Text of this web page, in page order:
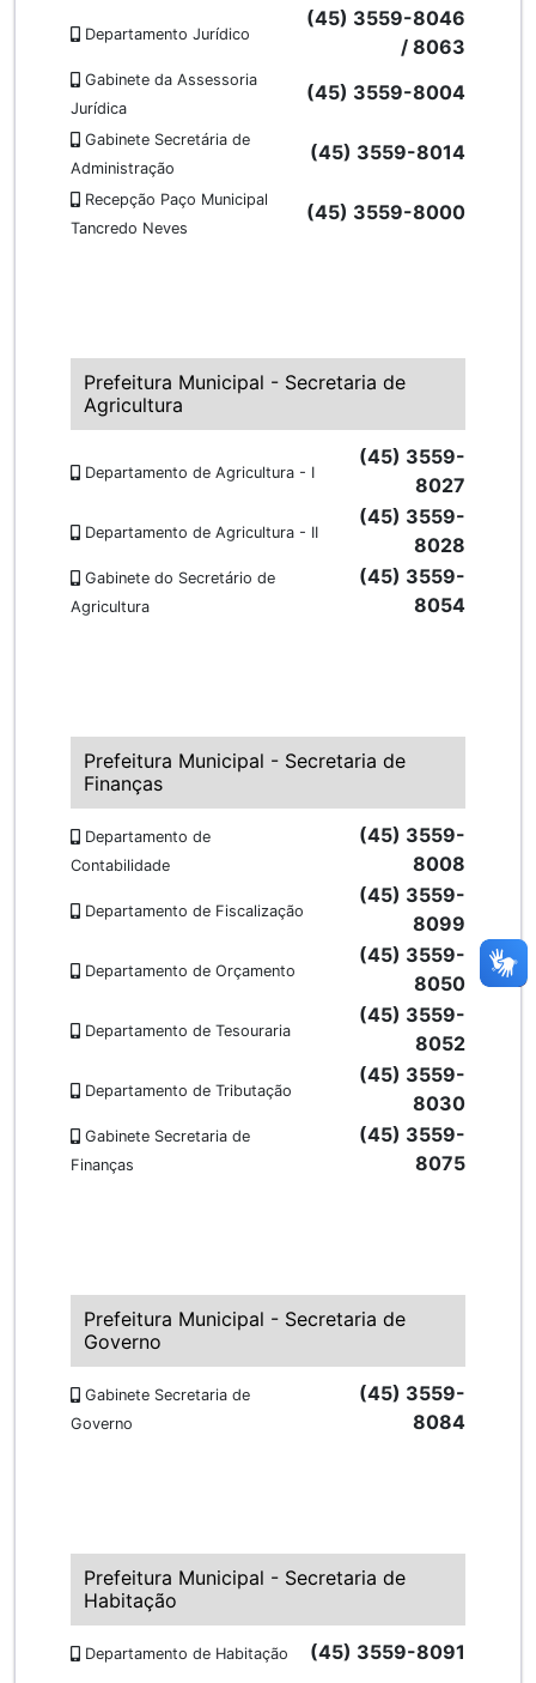
Departamento Jurídico
(45) 3559-8046
/ 8063
Gabinete da Assessoria
Jurídica
(45) 3559-8004
Gabinete Secretária de
Administração
(45) 3559-8014
Recepção Paço Municipal
Tancredo Neves
(45) 3559-8000
Prefeitura Municipal - Secretaria de
Agricultura
Departamento de Agricultura - I
(45) 3559-
8027
Departamento de Agricultura - II
(45) 3559-
8028
Gabinete do Secretário de
Agricultura
(45) 3559-
8054
Prefeitura Municipal - Secretaria de
Finanças
Departamento de
Contabilidade
(45) 3559-
8008
Departamento de Fiscalização
(45) 3559-
8099
Departamento de Orçamento
(45) 3559-
8050
Departamento de Tesouraria
(45) 3559-
8052
Departamento de Tributação
(45) 3559-
8030
Gabinete Secretaria de
Finanças
(45) 3559-
8075
Prefeitura Municipal - Secretaria de
Governo
Gabinete Secretaria de
Governo
(45) 3559-
8084
Prefeitura Municipal - Secretaria de
Habitação
Departamento de Habitação (45) 3559-8091